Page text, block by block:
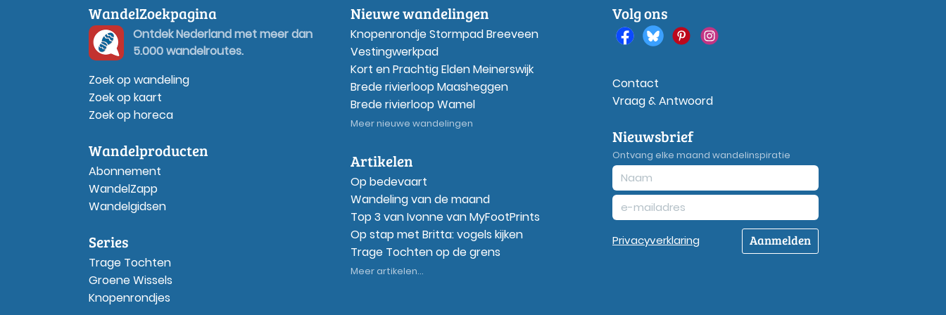
WandelZoekpagina
Ontdek Nederland met meer dan
5.000 wandelroutes.
Zoek op wandeling
Zoek op kaart
Zoek op horeca
Wandelproducten
Abonnement
WandelZapp
Wandelgidsen
Series
Trage Tochten
Groene Wissels
Knopenrondjes
Nieuwe wandelingen
Knopenrondje Stormpad Breeveen
Vestingwerkpad
Kort en Prachtig Elden Meinerswijk
Brede rivierloop Maasheggen
Brede rivierloop Wamel
Meer nieuwe wandelingen
Artikelen
Op bedevaart
Wandeling van de maand
Top 3 van Ivonne van MyFootPrints
Op stap met Britta: vogels kijken
Trage Tochten op de grens
Meer artikelen...
Volg ons
Contact
Vraag & Antwoord
Nieuwsbrief
Ontvang elke maand wandelinspiratie
Privacyverklaring Aanmelden